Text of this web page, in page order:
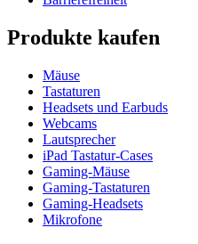
Produkte kaufen
Mäuse
Tastaturen
Headsets und Earbuds
Webcams
Lautsprecher
iPad Tastatur-Cases
Gaming-Mäuse
Gaming-Tastaturen
Gaming-Headsets
Mikrofone